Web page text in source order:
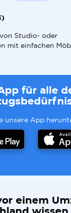
Studio- oder
mit einfachen
für alle
unsere App
einem